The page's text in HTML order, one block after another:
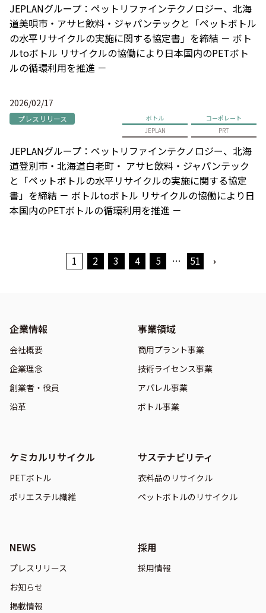
JEPLANグループ：ペットリファインテクノロジー、北海
道美唄市・アサヒ飲料・ジャパンテックと「ペットボトル
の水平リサイクルの実施に関する協定書」を締結 － ボト
ルtoボトル リサイクルの協働により日本国内のPETボト
ルの循環利用を推進 －
2026/02/17
プレスリリース ボトル
コーポレート
JEPLAN
PRT
JEPLANグループ：ペットリファインテクノロジー、北海
道登別市・北海道白老町・ アサヒ飲料・ジャパンテック
と「ペットボトルの水平リサイクルの実施に関する協定
書」を締結 － ボトルtoボトル リサイクルの協働により日
本国内のPETボトルの循環利用を推進 －
1 2 3 4 5 … 51 ›
企業情報
会社概要
企業理念
創業者・役員
沿革
事業領域
商用プラント事業
技術ライセンス事業
アパレル事業
ボトル事業
ケミカルリサイクル
PETボトル
ポリエステル繊維
サステナビリティ
衣料品のリサイクル
ペットボトルのリサイクル
NEWS
プレスリリース
お知らせ
掲載情報
採用
採用情報